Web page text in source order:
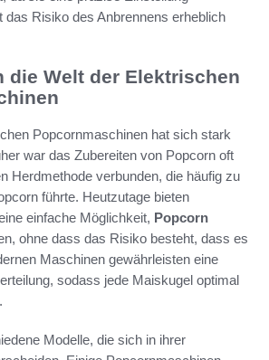
das Risiko des Anbrennens erheblich
die Welt der Elektrischen
Popcornmaschinen hat sich stark
war das Zubereiten von Popcorn oft
Herdmethode verbunden, die häufig zu
führte. Heutzutage bieten
einfache Möglichkeit, Popcorn
ohne dass das Risiko besteht, dass es
Maschinen gewährleisten eine
sodass jede Maiskugel optimal
Modelle, die sich in ihrer